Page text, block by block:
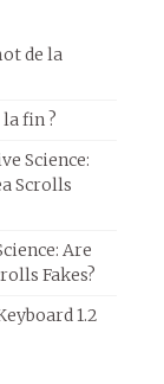
de la
fin ?
Science:
Scrolls
Are
Fakes?
1.2